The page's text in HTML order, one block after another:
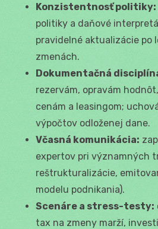
Konzistentnosť politiky:
politiky a daňové
pravidelné aktualizácie po
zmenách.
Dokumentačná
rezervám, opravám
cenám a leasingom;
výpočtov odloženej dane.
Včasná komunikácia:
expertov pri významných
reštrukturalizácie,
modelu podnikania).
Scenáre a stress-testy:
tax na zmeny marží,